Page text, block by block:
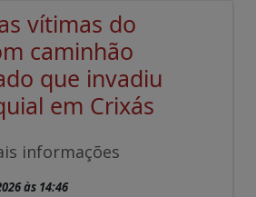
vítimas do
caminhão
que invadiu
em Crixás
informações
às 14:46